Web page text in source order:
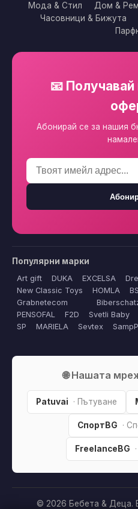
Мода & Стил Дом &
Часовници & Бижута
📧
Абонирай се за нашия
Популярни марки
Art gift DUKA EXCELSA
New Classic Toys
HOMLA
Grabnetecom
PENSOFAL
F2D Svetli Baby
SP
MARIELA Sevtex SampP
🌐 Нашата
Patuvai · Пътуване
СпортBG ·
FreelanceBG
© 2026 Бебета & Деца.